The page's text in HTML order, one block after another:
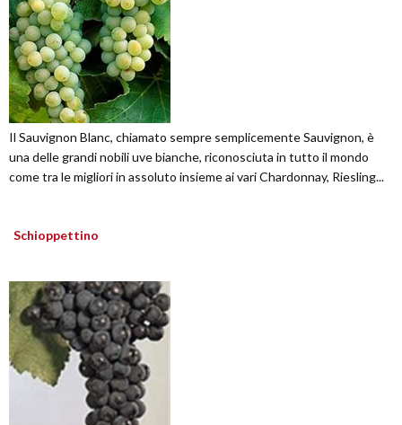
Il Sauvignon Blanc, chiamato sempre semplicemente Sauvignon, è
una delle grandi nobili uve bianche, riconosciuta in tutto il mondo
come tra le migliori in assoluto insieme ai vari Chardonnay, Riesling...
Schioppettino